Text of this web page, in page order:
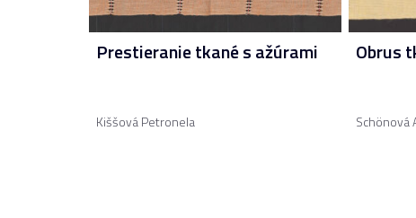
Prestieranie tkané s ažúrami
Kiššová Petronela
Obrus
Schönová